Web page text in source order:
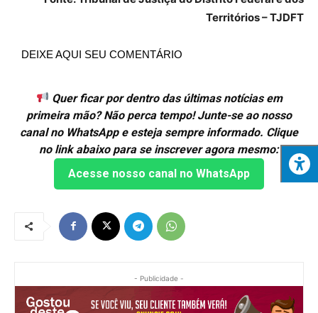
Territórios – TJDFT
DEIXE AQUI SEU COMENTÁRIO
Quer ficar por dentro das últimas notícias em
primeira mão? Não perca tempo! Junte-se ao nosso
canal no WhatsApp e esteja sempre informado. Clique
no link abaixo para se inscrever agora mesmo:
Acesse nosso canal no WhatsApp
- Publicidade -